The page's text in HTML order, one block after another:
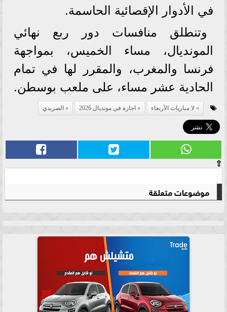
في الأدوار الإقصائية الحاسمة.
وتنطلق منافسات دور ربع نهائي
المونديال، مساء الخميس، بمواجهة
فرنسا والمغرب، والمقرر لها في تمام
الحادية عشر مساء، على ملعب بوسطن.
لا مباريات الأربعاء اجازة في مونديال 2026 الصريدي
⇧
موضوعات متعلقة